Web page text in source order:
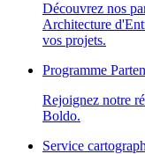
Découvrez nos
Architecture
vos projets.
Programme
Rejoignez notre
Boldo.
Service